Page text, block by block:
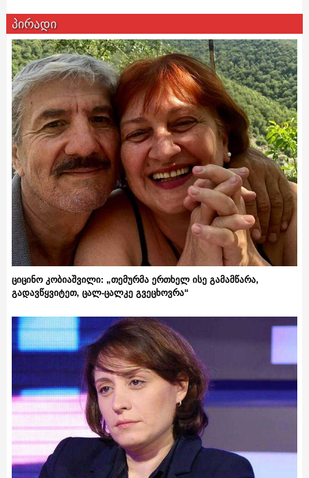
პირადი
ციცინო კობიაშვილი: „თემურმა ერთხელ ისე გამამწარა,
გადავწყვიტეთ, ცალ-ცალკე გვეცხოვრა“